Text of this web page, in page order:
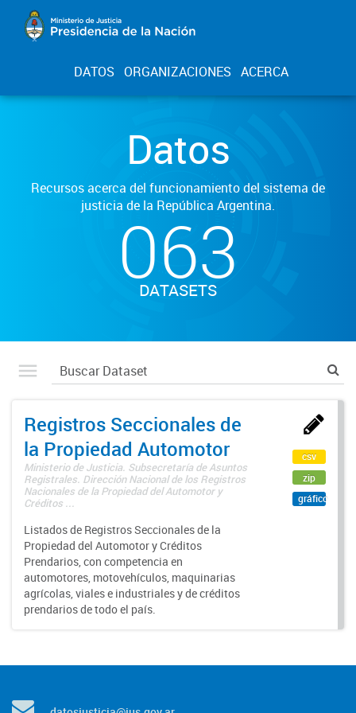
DATOS ORGANIZACIONES ACERCA
Datos
Recursos acerca del funcionamiento del sistema de
justicia de la República Argentina.
063
DATASETS
Registros Seccionales de
la Propiedad Automotor
Ministerio de Justicia. Subsecretaría de Asuntos
Registrales. Dirección Nacional de los Registros
Nacionales de la Propiedad del Automotor y
Créditos ...
Listados de Registros Seccionales de la
Propiedad del Automotor y Créditos
Prendarios, con competencia en
automotores, motovehículos, maquinarias
agrícolas, viales e industriales y de créditos
prendarios de todo el país.
csv
zip
gráfico